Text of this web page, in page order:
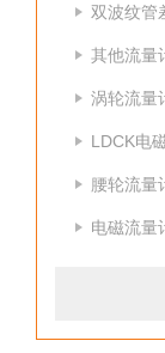
双波纹管
其他流量
涡轮流量
LDCK电
腰轮流量
电磁流量